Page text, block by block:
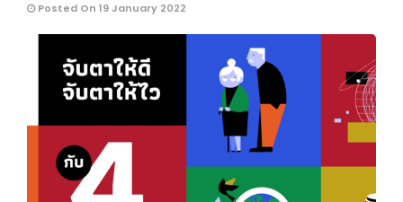
Posted On 19 January 2022